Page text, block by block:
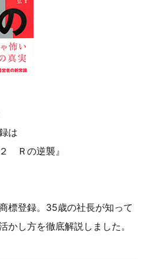
は
Ｒの逆襲』
標登録。35歳の社長が知って
かし方を徹底解説しました。